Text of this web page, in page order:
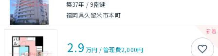
築37年 /9階建
福岡県久留米市本町
2.9 万円 /管理費2,000円